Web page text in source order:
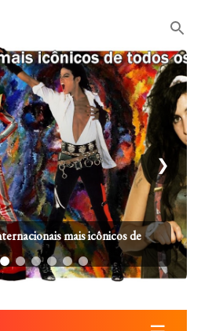
mais icônicos de
❯